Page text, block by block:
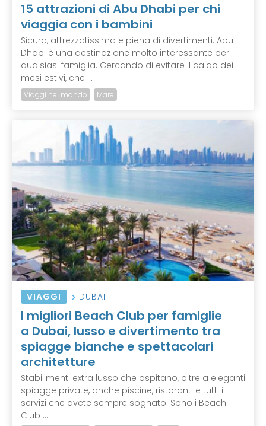
15 attrazioni di Abu Dhabi per chi
viaggia con i bambini
Sicura, attrezzatissima e piena di divertimenti: Abu
Dhabi è una destinazione molto interessante per
qualsiasi famiglia. Cercando di evitare il caldo dei
mesi estivi, che ...
Viaggi nel mondo Mare
VIAGGI DUBAI
I migliori Beach Club per famiglie
a Dubai, lusso e divertimento tra
spiagge bianche e spettacolari
architetture
Stabilimenti extra lusso che ospitano, oltre a eleganti
spiagge private, anche piscine, ristoranti e tutti i
servizi che avete sempre sognato. Sono i Beach
Club ...